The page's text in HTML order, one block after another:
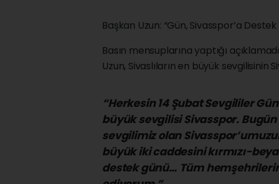
Başkan Uzun: “Gün, Sivasspor’a Destek
Basın mensuplarına yaptığı
Uzun, Sivaslıların en büyük
“Herkesin 14 Şubat Sevgililer
büyük sevgilisi Sivasspor.
sevgilimiz olan
büyük iki caddesini kırmızı-
destek günü… Tüm